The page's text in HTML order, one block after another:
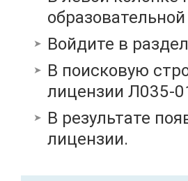
Войдите в раздел
В поисковую
лицензии Л035-
В результате
лицензии.